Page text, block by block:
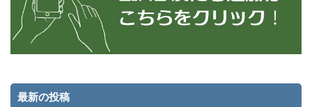
最新の投稿